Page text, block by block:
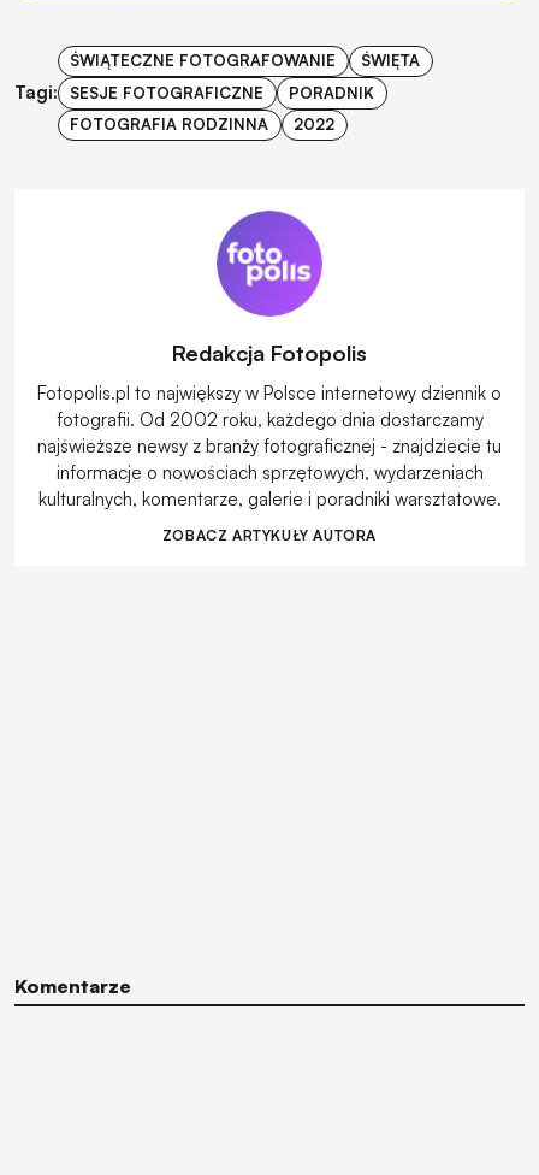
Tagi:
ŚWIĄTECZNE FOTOGRAFOWANIE
ŚWIĘTA
SESJE FOTOGRAFICZNE
PORADNIK
FOTOGRAFIA RODZINNA
2022
Redakcja Fotopolis
Fotopolis.pl to największy w Polsce internetowy dziennik o
fotografii. Od 2002 roku, każdego dnia dostarczamy
najświeższe newsy z branży fotograficznej - znajdziecie tu
informacje o nowościach sprzętowych, wydarzeniach
kulturalnych, komentarze, galerie i poradniki warsztatowe.
ZOBACZ ARTYKUŁY AUTORA
Komentarze